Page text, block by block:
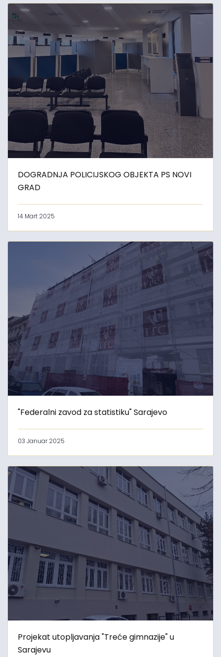
DOGRADNJA POLICIJSKOG OBJEKTA PS NOVI
GRAD
14 Mart 2025
"Federalni zavod za statistiku" Sarajevo
03 Januar 2025
Projekat utopljavanja "Treće gimnazije" u
Sarajevu